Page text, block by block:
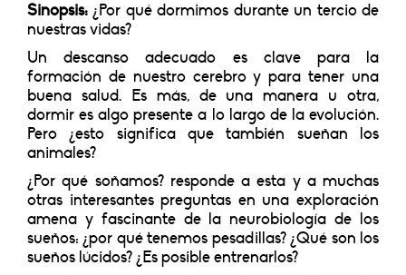
Sinopsis: ¿Por qué dormimos durante un tercio de
nuestras vidas?
Un descanso adecuado es clave para la
formación de nuestro cerebro y para tener una
buena salud. Es más, de una manera u otra,
dormir es algo presente a lo largo de la evolución.
Pero ¿esto significa que también sueñan los
animales?
¿Por qué soñamos? responde a esta y a muchas
otras interesantes preguntas en una exploración
amena y fascinante de la neurobiología de los
sueños: ¿por qué tenemos pesadillas? ¿Qué son los
sueños lúcidos? ¿Es posible entrenarlos?